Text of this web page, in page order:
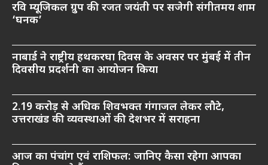
रवि म्यूजिकल ग्रुप की रजत जयंती पर सजेगी संगीतमय शाम
‘घनक’
नाबार्ड ने राष्ट्रीय हथकरघा दिवस के अवसर पर मुंबई में तीन
दिवसीय प्रदर्शनी का आयोजन किया
2.19 करोड़ से अधिक शिवभक्त गंगाजल लेकर लौटे,
उत्तराखंड की व्यवस्थाओं की देशभर में सराहना
आज का पंचांग एवं राशिफल: जानिए कैसा रहेगा आपका